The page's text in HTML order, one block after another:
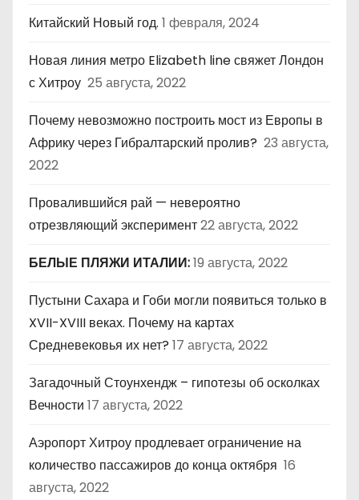
Китайский Новый год. 1 февраля, 2024
Новая линия метро Elizabeth line свяжет Лондон
с Хитроу 25 августа, 2022
Почему невозможно построить мост из Европы в
Африку через Гибралтарский пролив? 23 августа,
2022
Провалившийся рай — невероятно
отрезвляющий эксперимент22 августа, 2022
БЕЛЫЕ ПЛЯЖИ ИТАЛИИ:19 августа, 2022
Пустыни Сахара и Гоби могли появиться только в
XVII-XVIII веках. Почему на картах
Средневековья их нет? 17 августа, 2022
Загадочный Стоунхендж – гипотезы об осколках
Вечности 17 августа, 2022
Аэропорт Хитроу продлевает ограничение на
количество пассажиров до конца октября 16
августа, 2022